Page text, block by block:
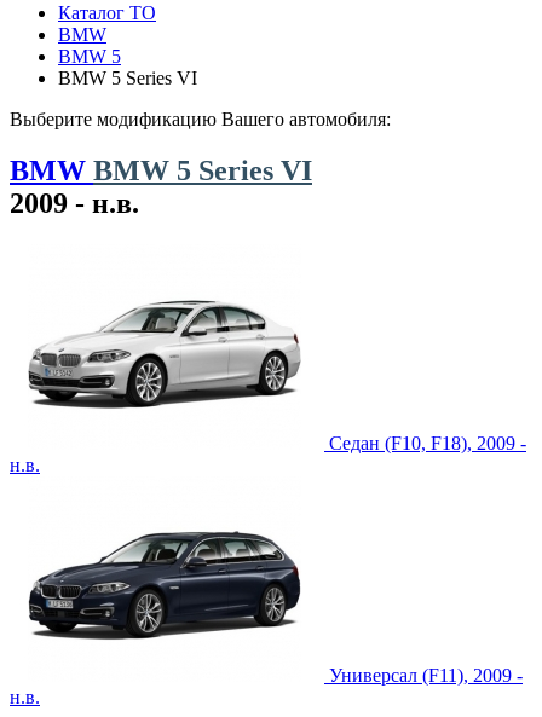
Каталог ТО
BMW
BMW 5
BMW 5 Series VI
Выберите модификацию Вашего автомобиля:
BMW BMW 5 Series VI
2009 - н.в.
Седан (F10, F18), 2009 -
н.в.
Универсал (F11), 2009 -
н.в.